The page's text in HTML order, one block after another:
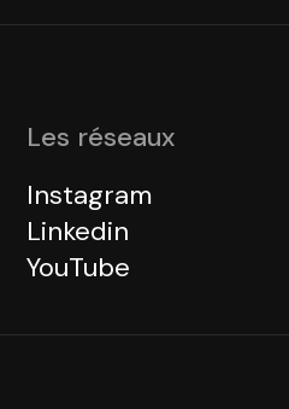
Les réseaux
Instagram
Linkedin
YouTube